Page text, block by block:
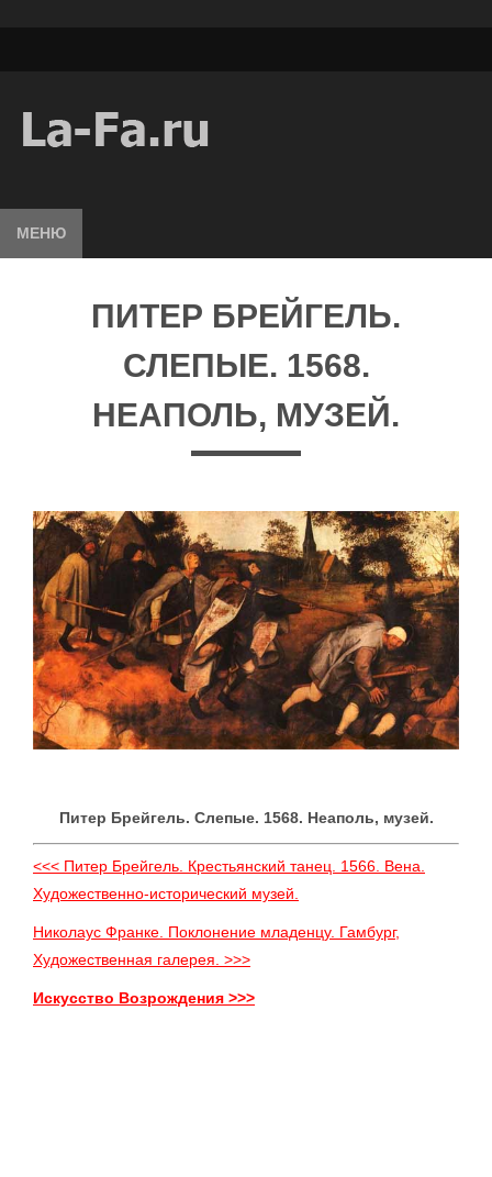
МЕНЮ
ПИТЕР БРЕЙГЕЛЬ.
СЛЕПЫЕ. 1568.
НЕАПОЛЬ, МУЗЕЙ.
Питер Брейгель. Слепые. 1568. Неаполь, музей.
<<< Питер Брейгель. Крестьянский танец. 1566. Вена.
Художественно-исторический музей.
Николаус Франке. Поклонение младенцу. Гамбург,
Художественная галерея. >>>
Искусство Возрождения >>>